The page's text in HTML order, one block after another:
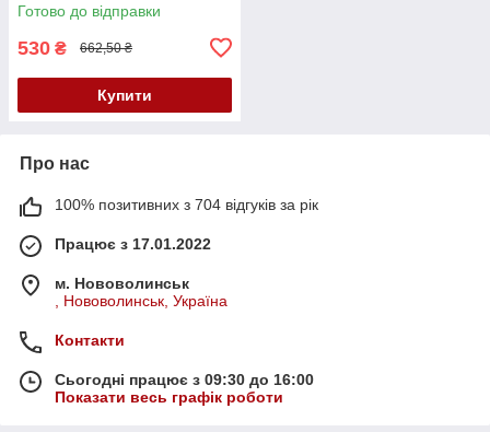
Готово до відправки
530 ₴ 662,50 ₴
Купити
Про нас
100% позитивних з 704 відгуків за рік
Працює з 17.01.2022
м. Нововолинськ
, Нововолинськ, Україна
Контакти
Сьогодні працює з 09:30 до 16:00
Показати весь графік роботи